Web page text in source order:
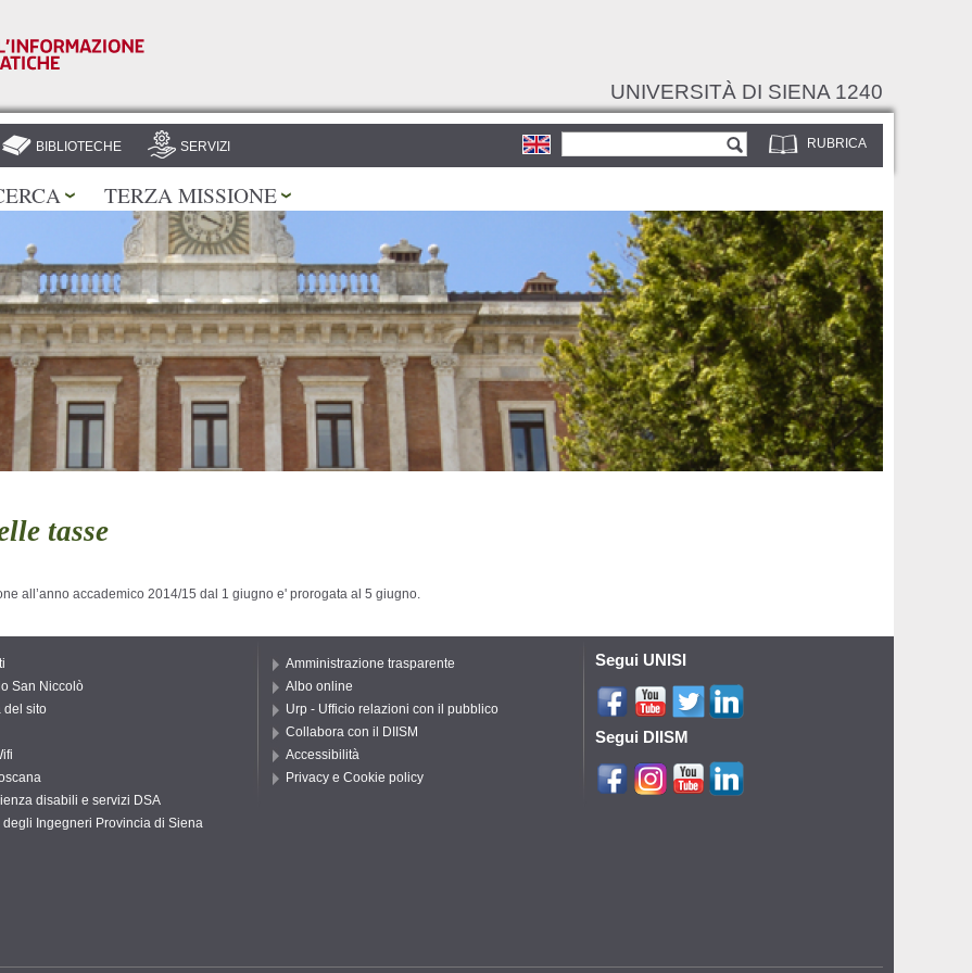
UNIVERSITÀ DI SIENA 1240
RUBRICA
Form di ricerca
BIBLIOTECHE SERVIZI
TERZA MISSIONE
tasse
all’anno accademico 2014/15 dal 1 giugno e' prorogata al 5 giugno.
San Niccolò
del sito
disabili e servizi DSA
degli Ingegneri Provincia di Siena
Amministrazione trasparente
Albo online
Urp - Ufficio relazioni con il pubblico
Collabora con il DIISM
Accessibilità
Privacy e Cookie policy
Segui UNISI
Segui DIISM